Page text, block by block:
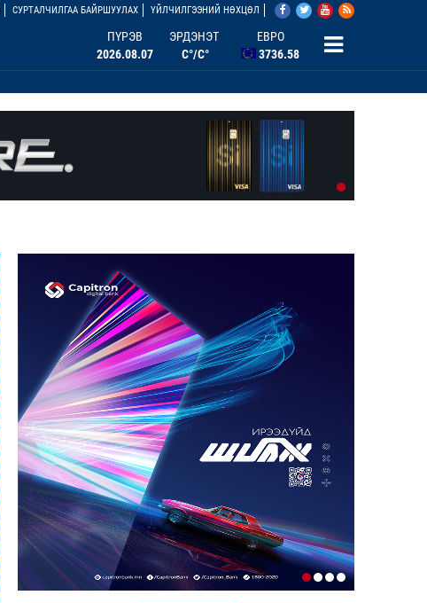
СУРТАЛЧИЛГАА БАЙРШУУЛАХ ҮЙЛЧИЛГЭЭНИЙ НӨХЦӨЛ
ПҮРЭВ
2026.08.07
ЭРДЭНЭТ
C°/C°
3527.07
ЕВРО
3736.58
БНХАУ ЮАНЬ
46.46
БНСУ ВОН
2.67